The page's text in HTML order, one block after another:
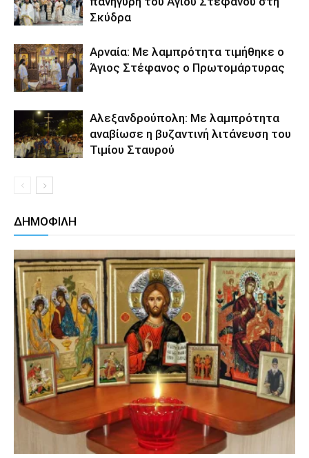
Σκύδρα
Αρναία: Με λαμπρότητα τιμήθηκε ο
Άγιος Στέφανος ο Πρωτομάρτυρας
Αλεξανδρούπολη: Με λαμπρότητα
αναβίωσε η βυζαντινή λιτάνευση του
Τιμίου Σταυρού
ΔΗΜΟΦΙΛΗ